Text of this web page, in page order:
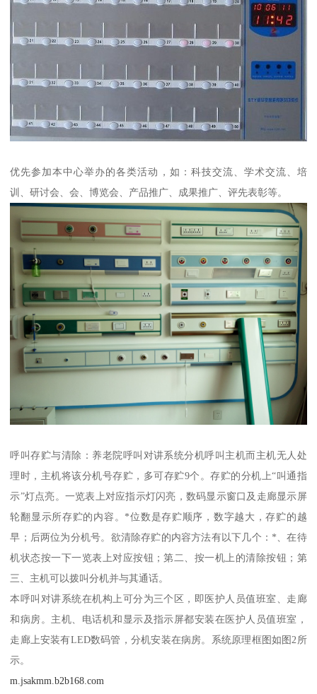
优先参加本中心举办的各类活动，如：科技交流、学术交流、培
训、研讨会、会、博览会、产品推广、成果推广、评先表彰等。
呼叫存贮与清除：养老院呼叫对讲系统分机呼叫主机而主机无人处
理时，主机将该分机号存贮，多可存贮9个。存贮的分机上“叫通指
示”灯点亮。一览表上对应指示灯闪亮，数码显示窗口及走廊显示屏
轮翻显示所存贮的内容。*位数是存贮顺序，数字越大，存贮的越
早；后两位为分机号。欲清除存贮的内容方法有以下几个：*、在待
机状态按一下一览表上对应按钮；第二、按一机上的清除按钮；第
三、主机可以拨叫分机并与其通话。
本呼叫对讲系统在机构上可分为三个区，即医护人员值班室、走廊
和病房。主机、电话机和显示及指示屏都安装在医护人员值班室，
走廊上安装有LED数码管，分机安装在病房。系统原理框图如图2所
示。
m.jsakmm.b2b168.com